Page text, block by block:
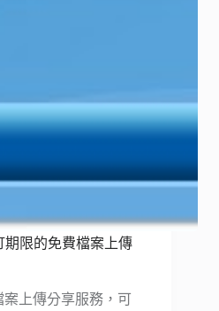
期限的免費檔案上傳
案上傳分享服務，可